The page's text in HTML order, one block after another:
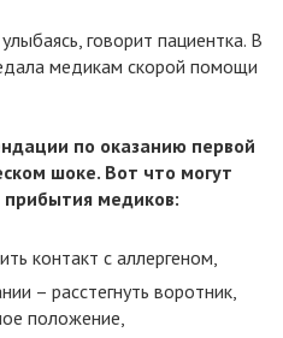
говорит пациентка. В
медикам скорой помощи
по оказанию первой
шоке. Вот что могут
медиков:
контакт с аллергеном,
– расстегнуть воротник,
положение,